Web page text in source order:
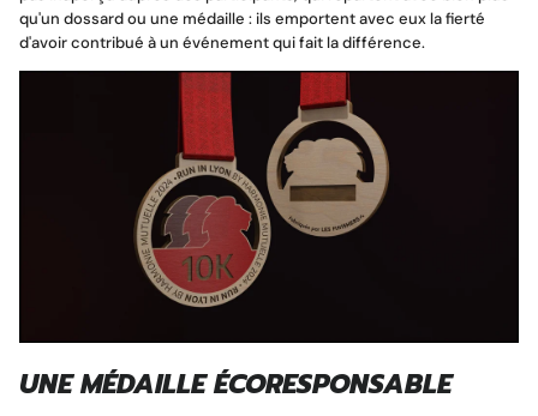
qu'un dossard ou une médaille : ils emportent avec eux la fierté
d'avoir contribué à un événement qui fait la différence.
UNE MÉDAILLE ÉCORESPONSABLE